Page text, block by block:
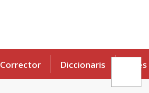
Corrector Diccionaris Eines